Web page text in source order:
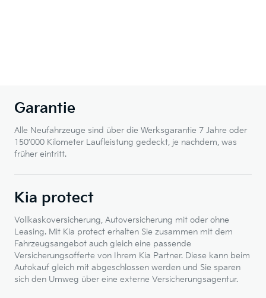
Garantie
Alle Neufahrzeuge sind über die Werksgarantie 7 Jahre oder
150’000 Kilometer Laufleistung gedeckt, je nachdem, was
früher eintritt.
Kia protect
Vollkaskoversicherung, Autoversicherung mit oder ohne
Leasing. Mit Kia protect erhalten Sie zusammen mit dem
Fahrzeugsangebot auch gleich eine passende
Versicherungsofferte von Ihrem Kia Partner. Diese kann beim
Autokauf gleich mit abgeschlossen werden und Sie sparen
sich den Umweg über eine externe Versicherungsagentur.